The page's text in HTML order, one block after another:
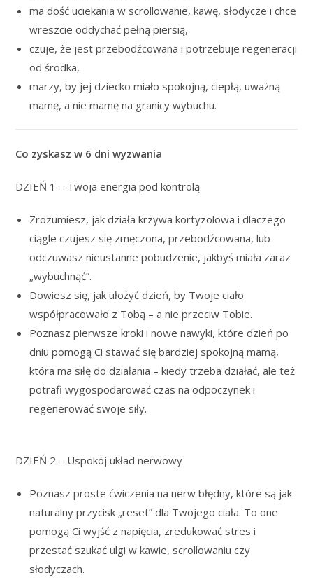
ma dość uciekania w scrollowanie, kawę, słodycze i chce
wreszcie oddychać pełną piersią,
czuje, że jest przebodźcowana i potrzebuje regeneracji
od środka,
marzy, by jej dziecko miało spokojną, ciepłą, uważną
mamę, a nie mamę na granicy wybuchu.
Co zyskasz w 6 dni wyzwania
DZIEŃ 1 – Twoja energia pod kontrolą
Zrozumiesz, jak działa krzywa kortyzolowa i dlaczego
ciągle czujesz się zmęczona, przebodźcowana, lub
odczuwasz nieustanne pobudzenie, jakbyś miała zaraz
„wybuchnąć”.
Dowiesz się, jak ułożyć dzień, by Twoje ciało
współpracowało z Tobą – a nie przeciw Tobie.
Poznasz pierwsze kroki i nowe nawyki, które dzień po
dniu pomogą Ci stawać się bardziej spokojną mamą,
która ma siłę do działania – kiedy trzeba działać, ale też
potrafi wygospodarować czas na odpoczynek i
regenerować swoje siły.
DZIEŃ 2 – Uspokój układ nerwowy
Poznasz proste ćwiczenia na nerw błędny, które są jak
naturalny przycisk „reset” dla Twojego ciała. To one
pomogą Ci wyjść z napięcia, zredukować stres i
przestać szukać ulgi w kawie, scrollowaniu czy
słodyczach.